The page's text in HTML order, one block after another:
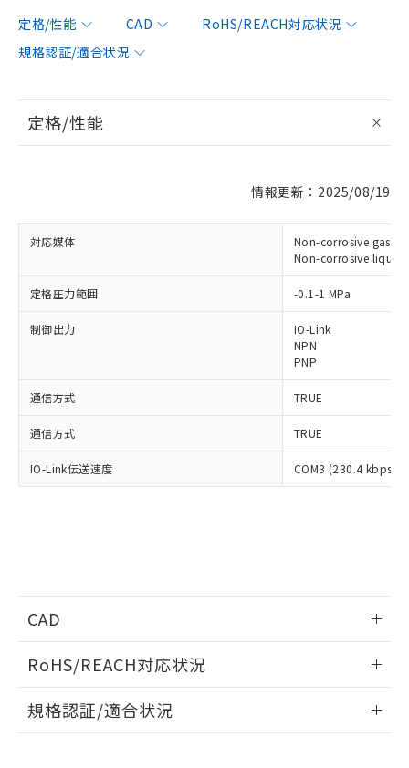
定格/性能 CAD
RoHS/REACH対応状況
規格認証/適合状況
定格/性能
情報更新：2025/08/19
対応媒体
Non-corrosive gas
Non-corrosive liquid
定格圧力範囲 -0.1-1 MPa
制御出力
IO-Link
NPN
PNP
通信方式 TRUE
通信方式 TRUE
IO-Link伝送速度 COM3 (230.4 kbps)
CAD
ログイン/会員登録いただくと、CADデータをダウンロー
ドすることができます。
RoHS/REACH対応状況
EU RoHS 注意事項・凡例
規格認証/適合状況
ご利用条件
以下の条件をお読みいただき、同意のうえ
ご利用ください。
商品の当社在庫状況および標準価格
(税抜)を提供させていただくもので
※1 対応状況
非含有に非対応の商品で、対応品を出す予
定はありません。
調査・確認中：EU RoHS指令（10物質）の
非含有の対応状況を調査中または確認中の
商品です。
※1 中国RoHS○×表